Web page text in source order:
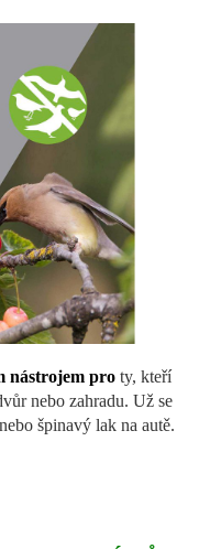
nástrojem pro ty, kteří
nebo zahradu. Už se
špinavý lak na autě.